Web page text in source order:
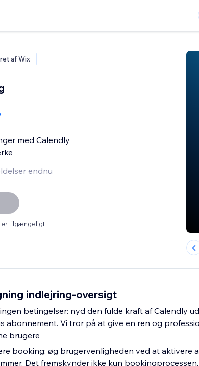
af Wix
med Calendly
endnu
er tilgængeligt
indlejring-oversigt
betingelser: nyd den fulde kraft af Calendly
abonnement. Vi tror på at give en ren og
brugere
booking: øg brugervenligheden ved at aktivere
Det fremskynder ikke kun